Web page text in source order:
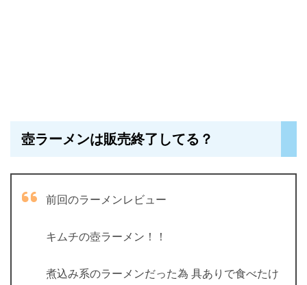
壺ラーメンは販売終了してる？
前回のラーメンレビュー
キムチの壺ラーメン！！
煮込み系のラーメンだった為 具ありで食べたけ